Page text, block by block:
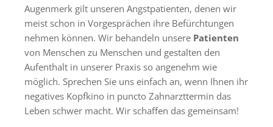
Augenmerk gilt unseren Angstpatienten, denen wir
meist schon in Vorgesprächen ihre Befürchtungen
nehmen können. Wir behandeln unsere Patienten
von Menschen zu Menschen und gestalten den
Aufenthalt in unserer Praxis so angenehm wie
möglich. Sprechen Sie uns einfach an, wenn Ihnen ihr
negatives Kopfkino in puncto Zahnarzttermin das
Leben schwer macht. Wir schaffen das gemeinsam!